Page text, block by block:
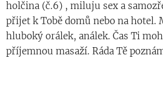
holčina (č.6) , miluju sex a
přijet k Tobě domů nebo na hotel.
hluboký orálek, análek. Čas Ti
příjemnou masaží. Ráda Tě